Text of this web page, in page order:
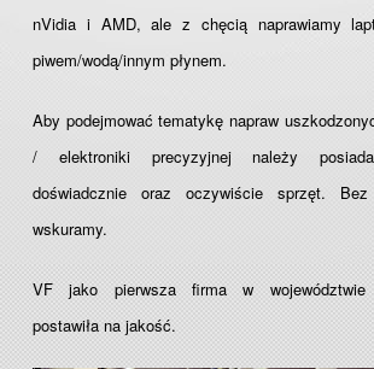
nVidia i AMD, ale z chęcią naprawiamy
piwem/wodą/innym płynem.
Aby podejmować tematykę napraw
/ elektroniki precyzyjnej należy
doświadcznie oraz oczywiście sprzęt.
wskuramy.
VF jako pierwsza firma w województwie
postawiła na jakość.